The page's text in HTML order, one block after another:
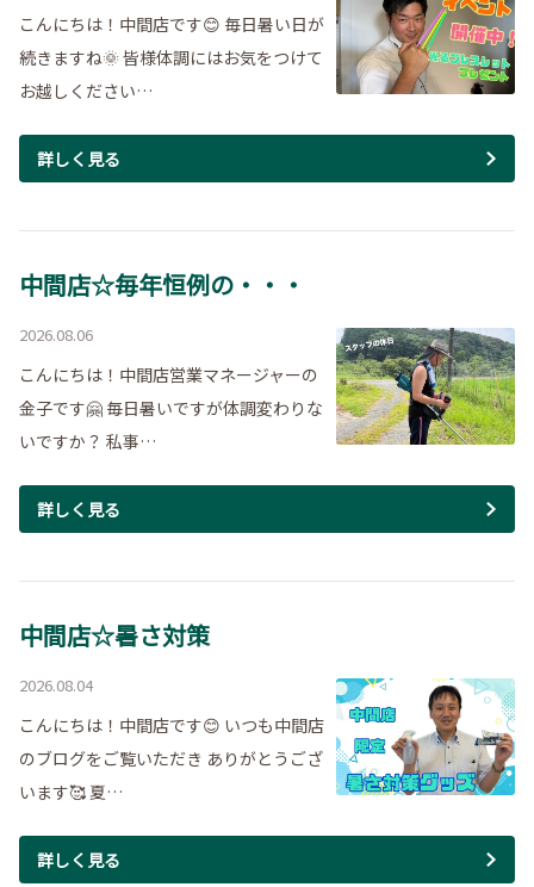
こんにちは！中間店です😊 毎日暑い日が
続きますね🌞 皆様体調にはお気をつけて
お越しください…
詳しく見る
中間店☆毎年恒例の・・・
2026.08.06
こんにちは！中間店営業マネージャーの
金子です🤗 毎日暑いですが体調変わりな
いですか？ 私事…
詳しく見る
中間店☆暑さ対策
2026.08.04
こんにちは！中間店です😊 いつも中間店
のブログをご覧いただき ありがとうござ
います🥰 夏…
詳しく見る